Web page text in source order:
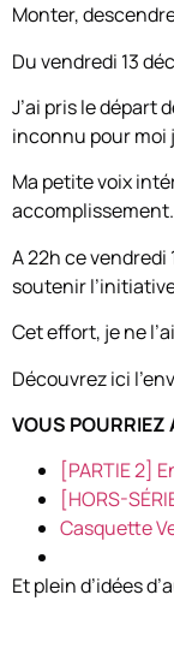
Monter,
Du vendredi 13
J’ai pris le départ
inconnu pour moi
Ma petite voix
accomplissement.
A 22h ce
soutenir
Cet effort, je ne
Découvrez ici
VOUS POURRIEZ
[PARTIE 2]
[HORS-
Casquette
Et plein d’idées